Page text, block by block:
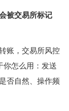
被交易所标记
账，交易所风控
你怎么用：发送
否自然、操作频